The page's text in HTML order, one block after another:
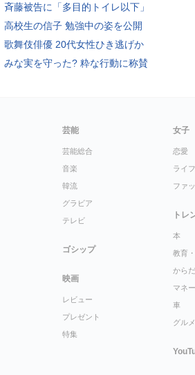
斉藤被告に「多目的トイレ以下」
高校生の信子 勉強中の姿を公開
歌舞伎俳優 20代女性ひき逃げか
みな実を守った? 粋な行動に称賛
芸能
芸能総合
音楽
韓流
グラビア
テレビ
ゴシップ
映画
レビュー
プレゼント
特集
女子
恋愛
ライ
ファ
トレ
本
教育
からだ
マネー
車
グルメ